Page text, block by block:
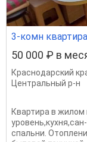
3-комн
50 000 ₽ в
Краснодарский
Центральный р-н
Квартира в жилом
спальни.